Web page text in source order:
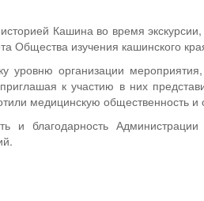
Кашина во время
Общества изучения кашинского
уровню организации
к участию в них
медицинскую общественность
и благодарность